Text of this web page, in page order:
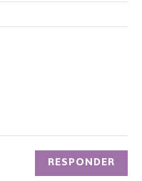
RESPONDER